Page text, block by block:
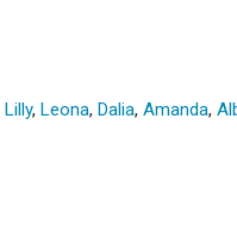
Lilly, Leona, Dalia, Amanda,